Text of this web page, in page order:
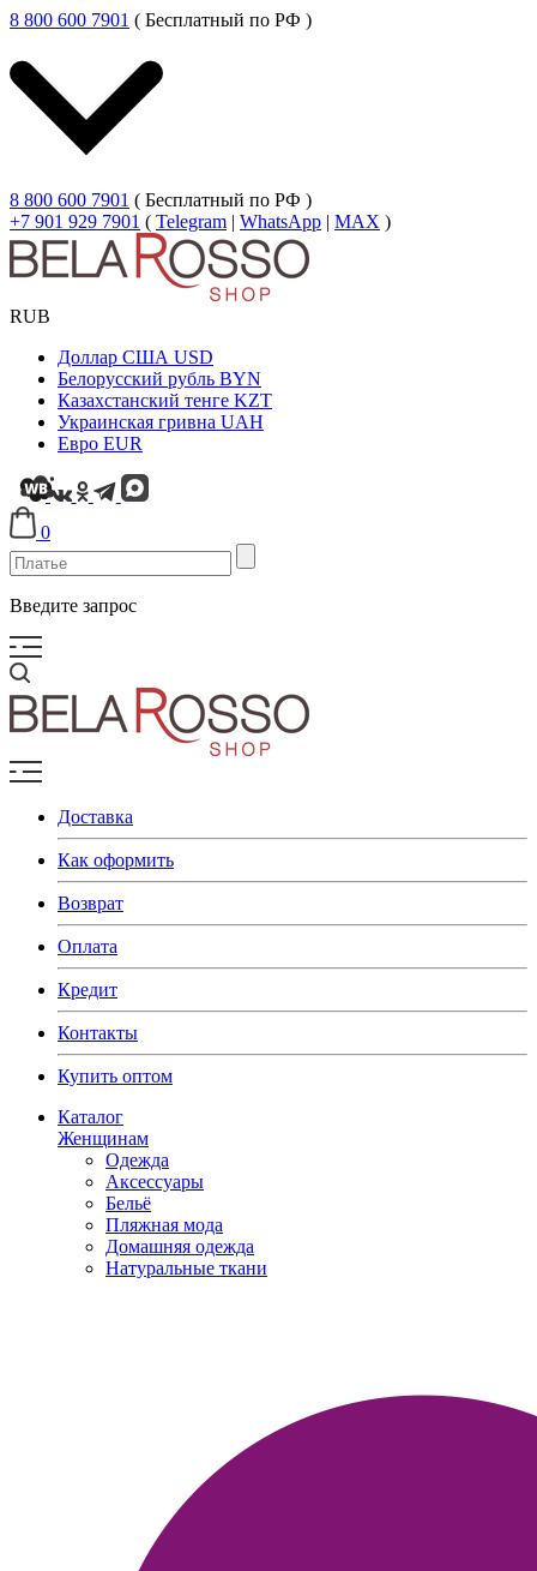
8 800 600 7901 ( Бесплатный по РФ )
8 800 600 7901 ( Бесплатный по РФ )
+7 901 929 7901 ( Telegram | WhatsApp | MAX )
RUB
Доллар США USD
Белорусский рубль BYN
Казахстанский тенге KZT
Украинская гривна UAH
Евро EUR
0
Введите запрос
Доставка
Как оформить
Возврат
Оплата
Кредит
Контакты
Купить оптом
Каталог
Женщинам
Одежда
Аксессуары
Бельё
Пляжная мода
Домашняя одежда
Натуральные ткани